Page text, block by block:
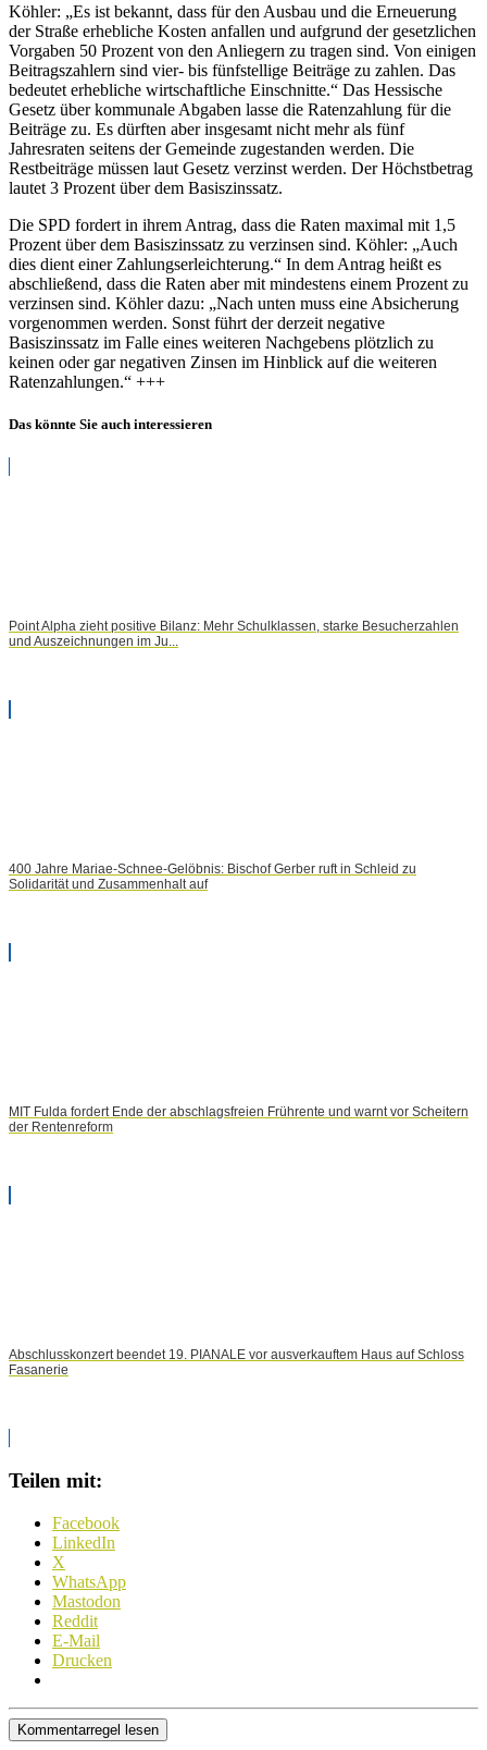
Köhler: „Es ist bekannt, dass für den Ausbau und die Erneuerung
der Straße erhebliche Kosten anfallen und aufgrund der gesetzlichen
Vorgaben 50 Prozent von den Anliegern zu tragen sind. Von einigen
Beitragszahlern sind vier- bis fünfstellige Beiträge zu zahlen. Das
bedeutet erhebliche wirtschaftliche Einschnitte.“ Das Hessische
Gesetz über kommunale Abgaben lasse die Ratenzahlung für die
Beiträge zu. Es dürften aber insgesamt nicht mehr als fünf
Jahresraten seitens der Gemeinde zugestanden werden. Die
Restbeiträge müssen laut Gesetz verzinst werden. Der Höchstbetrag
lautet 3 Prozent über dem Basiszinssatz.
Die SPD fordert in ihrem Antrag, dass die Raten maximal mit 1,5
Prozent über dem Basiszinssatz zu verzinsen sind. Köhler: „Auch
dies dient einer Zahlungserleichterung.“ In dem Antrag heißt es
abschließend, dass die Raten aber mit mindestens einem Prozent zu
verzinsen sind. Köhler dazu: „Nach unten muss eine Absicherung
vorgenommen werden. Sonst führt der derzeit negative
Basiszinssatz im Falle eines weiteren Nachgebens plötzlich zu
keinen oder gar negativen Zinsen im Hinblick auf die weiteren
Ratenzahlungen.“ +++
Das könnte Sie auch interessieren
Point Alpha zieht positive Bilanz: Mehr Schulklassen, starke Besucherzahlen
und Auszeichnungen im Ju...
400 Jahre Mariae-Schnee-Gelöbnis: Bischof Gerber ruft in Schleid zu
Solidarität und Zusammenhalt auf
MIT Fulda fordert Ende der abschlagsfreien Frührente und warnt vor Scheitern
der Rentenreform
Abschlusskonzert beendet 19. PIANALE vor ausverkauftem Haus auf Schloss
Fasanerie
Teilen mit:
Facebook
LinkedIn
X
WhatsApp
Mastodon
Reddit
E-Mail
Drucken
Kommentarregel lesen